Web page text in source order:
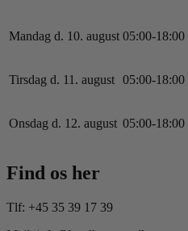
Mandag d. 10. august 05:00-18:00
Tirsdag d. 11. august 05:00-18:00
Onsdag d. 12. august 05:00-18:00
Find os her
Tlf: +45 35 39 17 39